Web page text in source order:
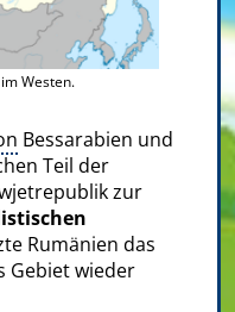
Westen.
Bessarabien und
Teil der
zur
Rumänien das
Gebiet wieder